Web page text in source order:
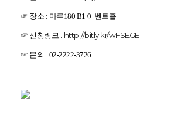
☞ 장소 : 마루180 B1 이벤트홀
☞ 신청링크 : http://bitly.kr/wFSEGE
☞ 문의 : 02-2222-3726